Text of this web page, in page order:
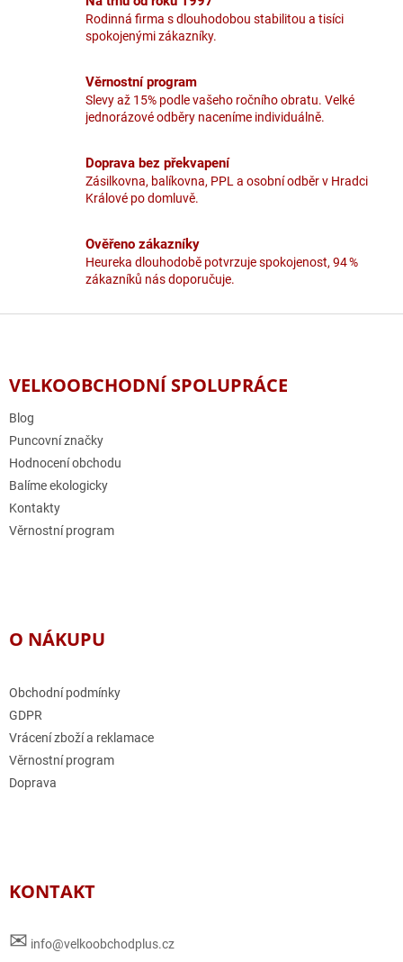
c
í
p
k
y
p
i
á
n
í
Rodinná firma s dlouhodobou stabilitou a tisíci
spokojenými zákazníky.
Věrnostní program
Slevy až 15% podle vašeho ročního obratu. Velké
jednorázové odběry naceníme individuálně.
Doprava bez překvapení
Zásilkovna, balíkovna, PPL a osobní odběr v Hradci
Králové po domluvě.
Ověřeno zákazníky
Heureka dlouhodobě potvrzuje spokojenost, 94 %
zákazníků nás doporučuje.
Z
VELKOOBCHODNÍ SPOLUPRÁCE
Blog
Puncovní značky
Hodnocení obchodu
Balíme ekologicky
Kontakty
Věrnostní program
O NÁKUPU
Obchodní podmínky
GDPR
Vrácení zboží a reklamace
Věrnostní program
Doprava
KONTAKT
✉ info@velkoobchodplus.cz